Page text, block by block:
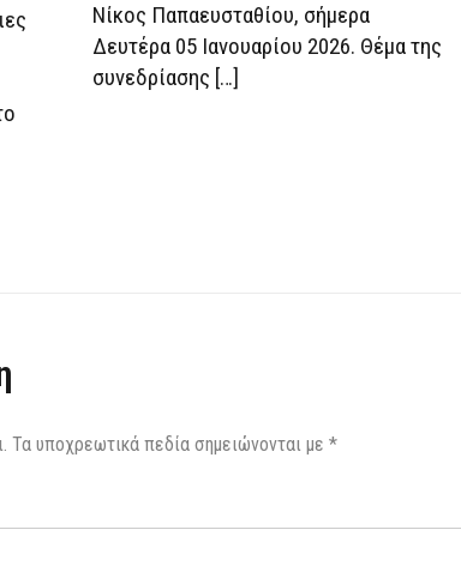
Νίκος Παπαευσταθίου, σήμερα
Δευτέρα 05 Ιανουαρίου 2026. Θέμα της
συνεδρίασης […]
Τα υποχρεωτικά πεδία σημειώνονται με *